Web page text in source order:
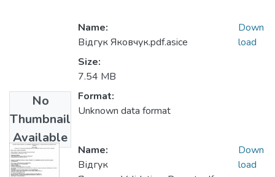
No
Thumbnail
Available
Name:
Відгук Яковчук.pdf.asice
Size:
7.54 MB
Format:
Unknown data format
Down
load
Name:
Відгук
Down
load